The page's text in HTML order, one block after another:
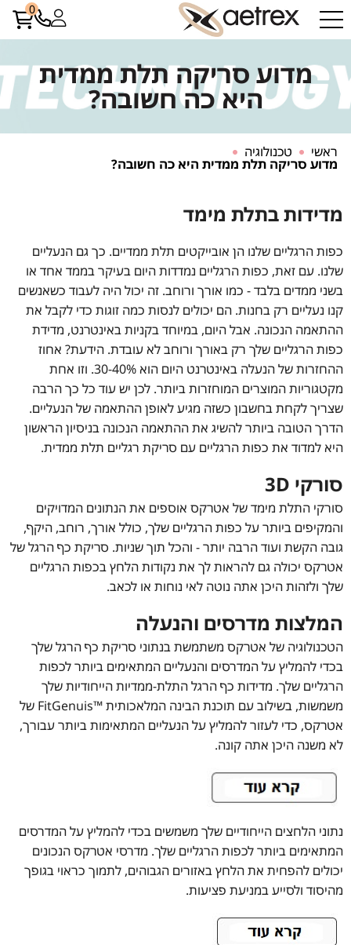
0
מדוע סריקה תלת ממדית
היא כה חשובה?
ראשי טכנולוגיה
מדוע סריקה תלת ממדית היא כה חשובה?
מדידות בתלת מימד
כפות הרגליים שלנו הן אובייקטים תלת ממדיים. כך גם הנעליים
שלנו. עם זאת, כפות הרגליים נמדדות היום בעיקר בממד אחד או
בשני ממדים בלבד - כמו אורך ורוחב. זה יכול היה לעבוד כשאנשים
קנו נעליים רק בחנות. הם יכולים לנסות כמה זוגות כדי לקבל את
ההתאמה הנכונה. אבל היום, במיוחד בקניות באינטרנט, מדידת
כפות הרגליים שלך רק באורך ורוחב לא עובדת. הידעת? אחוז
ההחזרות של הנעלה באינטרנט היום הוא 30-40%. וזו אחת
מקטגוריות המוצרים המוחזרות ביותר. לכן יש עוד כל כך הרבה
שצריך לקחת בחשבון כשזה מגיע לאופן ההתאמה של הנעליים.
הדרך הטובה ביותר להשיג את ההתאמה הנכונה בניסיון הראשון
היא למדוד את כפות הרגליים עם סריקת רגליים תלת ממדית.
סורקי 3D
סורקי התלת מימד של אטרקס אוספים את הנתונים המדויקים
והמקיפים ביותר על כפות הרגליים שלך, כולל אורך, רוחב, היקף,
גובה הקשת ועוד הרבה יותר - והכל תוך שניות. סריקת כף הרגל של
אטרקס יכולה גם להראות לך את נקודות הלחץ בכפות הרגליים
שלך ולזהות היכן אתה נוטה לאי נוחות או לכאב.
המלצות מדרסים והנעלה
הטכנולוגיה של אטרקס משתמשת בנתוני סריקת כף הרגל שלך
בכדי להמליץ על המדרסים והנעליים המתאימים ביותר לכפות
הרגליים שלך. מדידות כף הרגל התלת-ממדיות הייחודיות שלך
משמשות, בשילוב עם תוכנת הבינה המלאכותית ™FitGenuis של
אטרקס, כדי לעזור להמליץ על הנעליים המתאימות ביותר עבורך,
לא משנה היכן אתה קונה.
נתוני הלחצים הייחודיים שלך משמשים בכדי להמליץ על המדרסים
המתאימים ביותר לכפות הרגליים שלך. מדרסי אטרקס הנכונים
יכולים להפחית את הלחץ באזורים הגבוהים, לתמוך כראוי בגופך
מהיסוד ולסייע במניעת פציעות.